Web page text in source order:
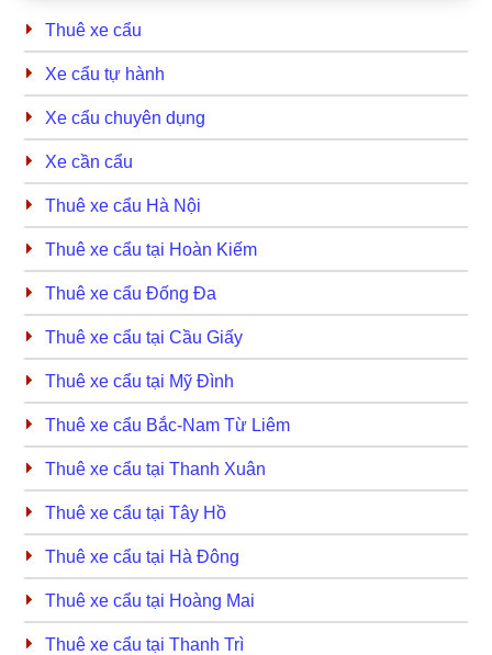
Thuê xe cẩu
Xe cẩu tự hành
Xe cẩu chuyên dụng
Xe cần cẩu
Thuê xe cẩu Hà Nội
Thuê xe cẩu tại Hoàn Kiếm
Thuê xe cẩu Đống Đa
Thuê xe cẩu tại Cầu Giấy
Thuê xe cẩu tại Mỹ Đình
Thuê xe cẩu Bắc-Nam Từ Liêm
Thuê xe cẩu tại Thanh Xuân
Thuê xe cẩu tại Tây Hồ
Thuê xe cẩu tại Hà Đông
Thuê xe cẩu tại Hoàng Mai
Thuê xe cẩu tại Thanh Trì